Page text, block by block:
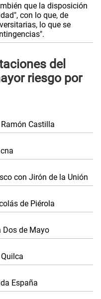
que la disposición
con lo que, de
lo que se
del
riesgo por
Castilla
con Jirón de la Unión
de Piérola
Dos de Mayo
España